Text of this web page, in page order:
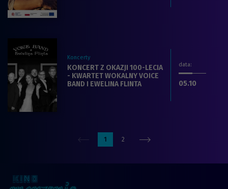
Koncerty
Zobacz więcej na temat filmu:
KONCERT Z OKAZJI 100-LECIA
- KWARTET WOKALNY VOICE
BAND I EWELINA FLINTA
data:
dnia
05.10.2024
1 2